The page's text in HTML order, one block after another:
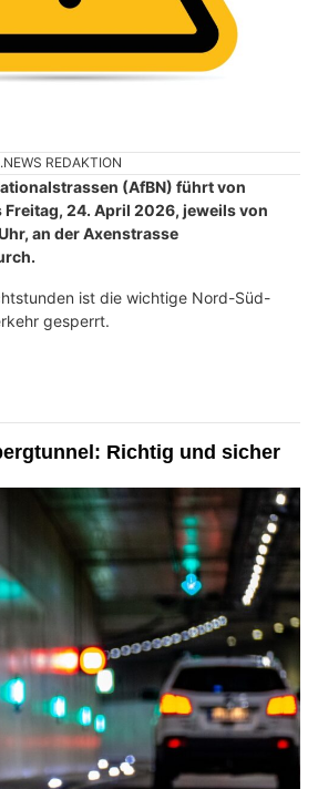
REDAKTION
(AfBN) führt von
24. April 2026, jeweils von
an der Axenstrasse
ist die wichtige Nord-Süd-
gesperrt.
Richtig und sicher